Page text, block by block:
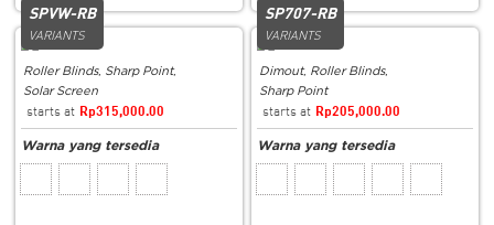
SPVW-RB
VARIANTS
Roller Blinds, Sharp Point,
Solar Screen
Rp315,000.00
SP707-RB
VARIANTS
Dimout, Roller Blinds,
Sharp Point
Rp205,000.00